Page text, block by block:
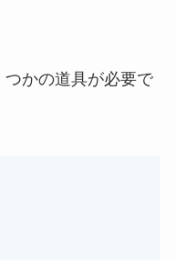
かの道具が必要で